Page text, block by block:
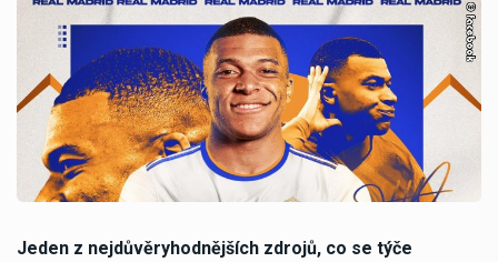
Jeden z nejdůvěryhodnějších zdrojů, co se týče